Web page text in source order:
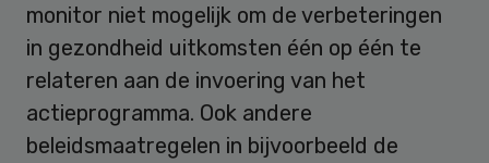
monitor niet mogelijk om de verbeteringen
in gezondheid uitkomsten één op één te
relateren aan de invoering van het
actieprogramma. Ook andere
beleidsmaatregelen in bijvoorbeeld de